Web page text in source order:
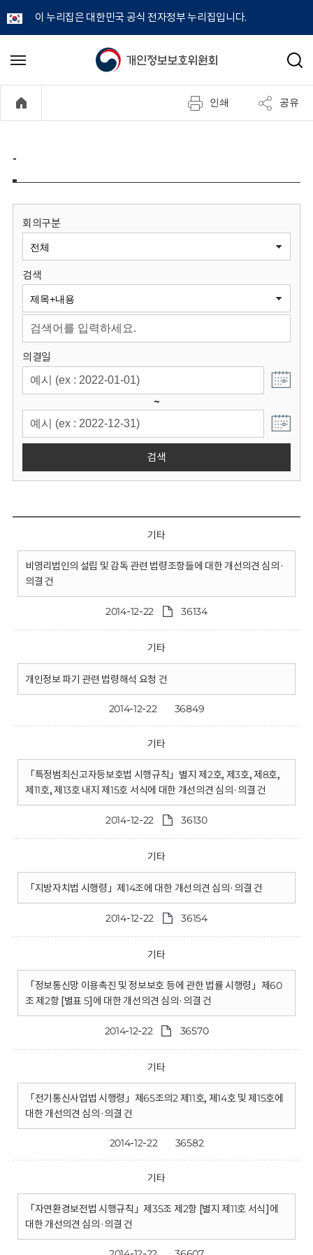
이 누리집은 대한민국 공식 전자정부 누리집입니다.
개
정
보
원
회
메
기
검
인쇄 공유
-
회의구분
검색
의결일
~
검색
기타
비영리법인의 설립 및 감독 관련 법령조항들에 대한 개선의견 심의·
의결 건
2014-12-22 36134
기타
개인정보 파기 관련 법령해석 요청 건
2014-12-22 36849
기타
「특정범죄신고자등보호법 시행규칙」별지 제2호, 제3호, 제8호,
제11호, 제13호 내지 제15호 서식에 대한 개선의견 심의·의결 건
2014-12-22 36130
기타
「지방자치법 시행령」제14조에 대한 개선의견 심의·의결 건
2014-12-22 36154
기타
「정보통신망 이용촉진 및 정보보호 등에 관한 법률 시행령」제60
조 제2항 [별표 5]에 대한 개선의견 심의·의결 건
2014-12-22 36570
기타
「전기통신사업법 시행령」제65조의2 제11호, 제14호 및 제15호에
대한 개선의견 심의·의결 건
2014-12-22 36582
기타
「자연환경보전법 시행규칙」제35조 제2항 [별지 제11호 서식]에
대한 개선의견 심의·의결 건